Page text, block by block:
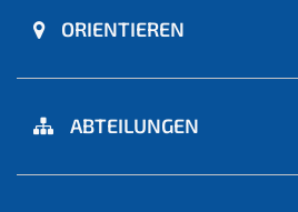
ORIENTIEREN
ABTEILUNGEN